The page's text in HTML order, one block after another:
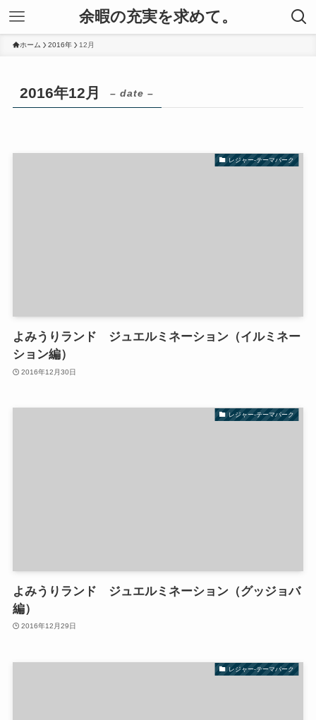
余暇の充実を求めて。
ホーム 2016年 12月
2016年12月 – date –
レジャー-テーマパーク
よみうりランド ジュエルミネーション（イルミネー
ション編）
2016年12月30日
レジャー-テーマパーク
よみうりランド ジュエルミネーション（グッジョバ
編）
2016年12月29日
レジャー-テーマパーク